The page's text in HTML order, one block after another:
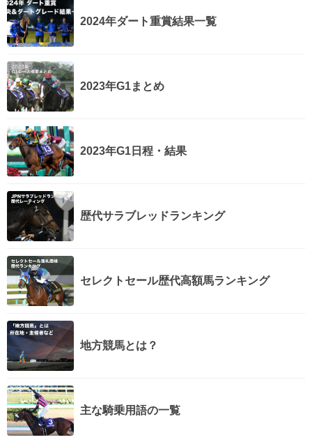
2024年ダート重賞結果一覧
2023年G1まとめ
2023年G1日程・結果
歴代サラブレッドランキング
セレクトセール歴代高額馬ランキング
地方競馬とは？
主な騎乗用語の一覧